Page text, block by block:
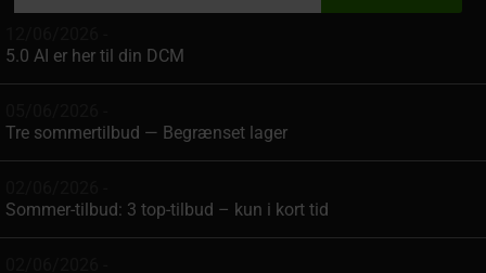
5.0 AI er her til din DCM
Tre sommertilbud — Begrænset lager
Sommer-tilbud: 3 top-tilbud – kun i kort tid